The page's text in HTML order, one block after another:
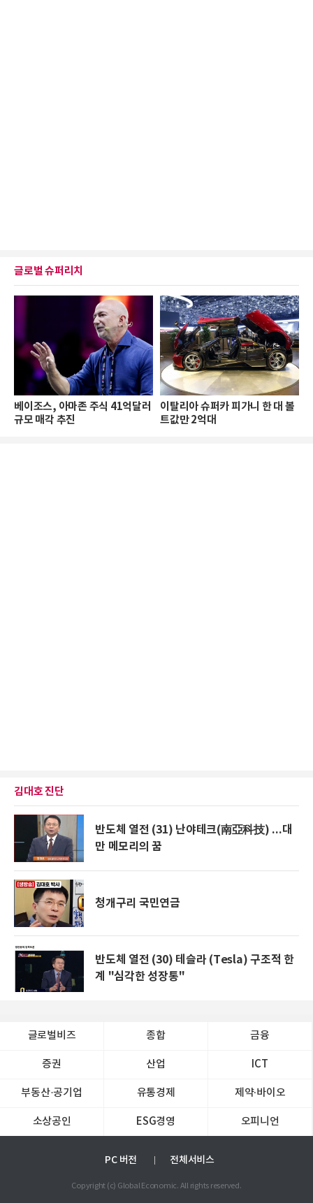
글로벌 슈퍼리치
베이조스, 아마존 주식 41억달러
규모 매각 추진
이탈리아 슈퍼카 피가니 한 대 볼
트값만 2억대
김대호 진단
반도체 열전 (31) 난야테크(南亞科技) ...대
만 메모리의 꿈
청개구리 국민연금
반도체 열전 (30) 테슬라 (Tesla) 구조적 한
계 "심각한 성장통"
글로벌비즈 종합 금융
증권 산업 ICT
부동산·공기업 유통경제 제약∙바이오
소상공인 ESG경영 오피니언
PC 버전 전체서비스
Copyright (c) Global Economic. All rights reserved.